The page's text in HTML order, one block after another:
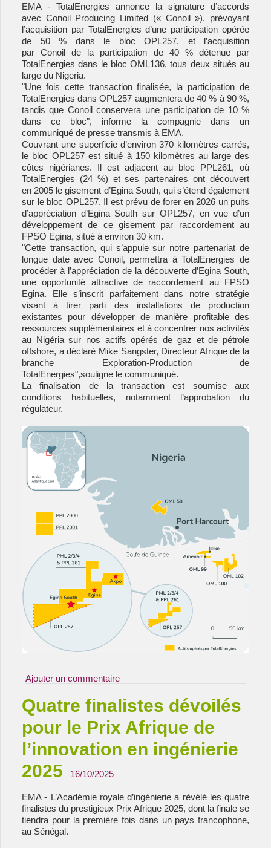
EMA - TotalEnergies annonce la signature d’accords
avec Conoil Producing Limited (« Conoil »), prévoyant
l’acquisition par TotalEnergies d’une participation opérée
de 50 % dans le bloc OPL257, et l’acquisition
par Conoil de la participation de 40 % détenue par
TotalEnergies dans le bloc OML136, tous deux situés au
large du Nigeria.
"Une fois cette transaction finalisée, la participation de
TotalEnergies dans OPL257 augmentera de 40 % à 90 %,
tandis que Conoil conservera une participation de 10 %
dans ce bloc", informe la compagnie dans un
communiqué de presse transmis à EMA.
Couvrant une superficie d’environ 370 kilomètres carrés,
le bloc OPL257 est situé à 150 kilomètres au large des
côtes nigérianes. Il est adjacent au bloc PPL261, où
TotalEnergies (24 %) et ses partenaires ont découvert
en 2005 le gisement d’Egina South, qui s’étend également
sur le bloc OPL257. Il est prévu de forer en 2026 un puits
d’appréciation d’Egina South sur OPL257, en vue d’un
développement de ce gisement par raccordement au
FPSO Egina, situé à environ 30 km.
"Cette transaction, qui s’appuie sur notre partenariat de
longue date avec Conoil, permettra à TotalEnergies de
procéder à l’appréciation de la découverte d’Egina South,
une opportunité attractive de raccordement au FPSO
Egina. Elle s’inscrit parfaitement dans notre stratégie
visant à tirer parti des installations de production
existantes pour développer de manière profitable des
ressources supplémentaires et à concentrer nos activités
au Nigéria sur nos actifs opérés de gaz et de pétrole
offshore, a déclaré Mike Sangster, Directeur Afrique de la
branche Exploration-Production de
TotalEnergies",souligne le communiqué.
La finalisation de la transaction est soumise aux
conditions habituelles, notamment l’approbation du
régulateur.
Ajouter un commentaire
Quatre finalistes dévoilés
pour le Prix Afrique de
l’innovation en ingénierie
2025
16/10/2025
EMA - L’Académie royale d’ingénierie a révélé les quatre
finalistes du prestigieux Prix Afrique 2025, dont la finale se
tiendra pour la première fois dans un pays francophone,
au Sénégal.